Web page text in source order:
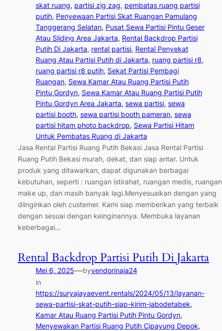
skat ruang, partisi zig zag, pembatas ruang partisi
putih, Penyewaan Partisi Skat Ruangan Pamulang
Tanggerang Selatan, Pusat Sewa Partisi Pintu Geser
Atau Sliding Area Jakarta, Rental Backdrop Partisi
Putih Di Jakarta, rental partisi, Rental Penyekat
Ruang Atau Partisi Putih di Jakarta, ruang partisi r8
ruang partisi r8 putih, Sekat Partisi Pembagi
Ruangan, Sewa Kamar Atau Ruang Partisi Putih
Pintu Gordyn, Sewa Kamar Atau Ruang Partisi Putih
Pintu Gordyn Area Jakarta, sewa partisi, sewa
partisi booth, sewa partisi booth pameran, sewa
partisi hitam photo backdrop, Sewa Partisi Hitam
Untuk Pembatas Ruang di Jakarta
Jasa Rental Partisi Ruang Putih Bekasi Jasa Rental Partisi
Ruang Putih Bekasi murah, dekat, dan siap antar. Untuk
produk yang ditawarkan, dapat digunakan berbagai
kebutuhan, seperti : ruangan istirahat, ruangan medis, ruangan
make up, dan masih banyak lagi.Menyesuaikan dengan yang
diinginkan oleh custemer. Kami siap memberikan yang terbaik
dengan sesuai dengan keinginannya. Membuka layanan
keberbagai…
Rental Backdrop Partisi Putih Di Jakarta
Mei 6, 2025—byvendorinaja24
in
https://suryajayaevent.rentals/2024/05/13/layanan-
sewa-partisi-skat-putih-siap-kirim-jabodetabek
Kamar Atau Ruang Partisi Putih Pintu Gordyn
Menyewakan Partisi Ruang Putih Cipayung Depok